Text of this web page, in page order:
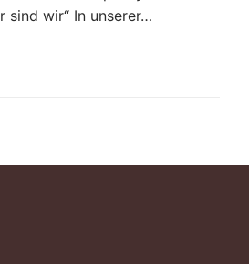
sind wir“ In unserer…